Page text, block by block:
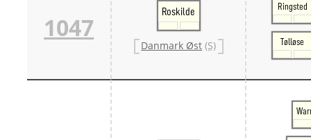
1047
Roskilde
Danmark Øst (S)
Ringsted
Tølløse